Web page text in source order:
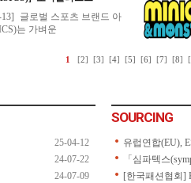
25-04-12
24-07-22
24-07-09
SOURCING
유럽연합(EU),
「심파텍스
[한국패션협회]